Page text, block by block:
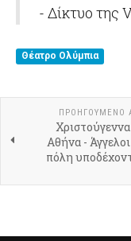
- Δίκτυο της
Θέατρο Ολύμπια
ΠΡΟΗΓΟΎΜΕΝΟ
Αθήνα -
πόλη